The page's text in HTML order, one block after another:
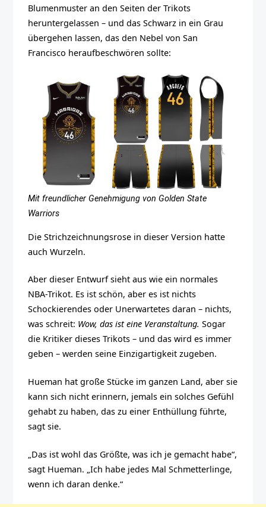
Blumenmuster an den Seiten der Trikots
heruntergelassen – und das Schwarz in ein Grau
übergehen lassen, das den Nebel von San
Francisco heraufbeschwören sollte:
Mit freundlicher Genehmigung von Golden State
Warriors
Die Strichzeichnungsrose in dieser Version hatte
auch Wurzeln.
Aber dieser Entwurf sieht aus wie ein normales
NBA-Trikot. Es ist schön, aber es ist nichts
Schockierendes oder Unerwartetes daran – nichts,
was schreit: Wow, das ist eine Veranstaltung. Sogar
die Kritiker dieses Trikots – und das wird es immer
geben – werden seine Einzigartigkeit zugeben.
Hueman hat große Stücke im ganzen Land, aber sie
kann sich nicht erinnern, jemals ein solches Gefühl
gehabt zu haben, das zu einer Enthüllung führte,
sagt sie.
„Das ist wohl das Größte, was ich je gemacht habe“,
sagt Hueman. „Ich habe jedes Mal Schmetterlinge,
wenn ich daran denke.“